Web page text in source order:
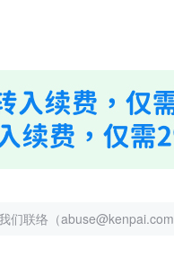
们联络（abuse@kenpai.com